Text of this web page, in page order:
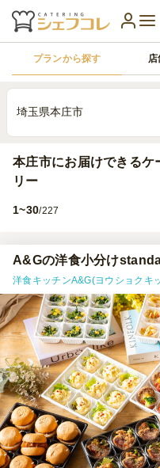
プランから探す
埼玉県本庄市
本庄市にお届けできる
リー
1~30/227
A&Gの洋食小分け
洋食キッチンA&G(ヨウショクキ